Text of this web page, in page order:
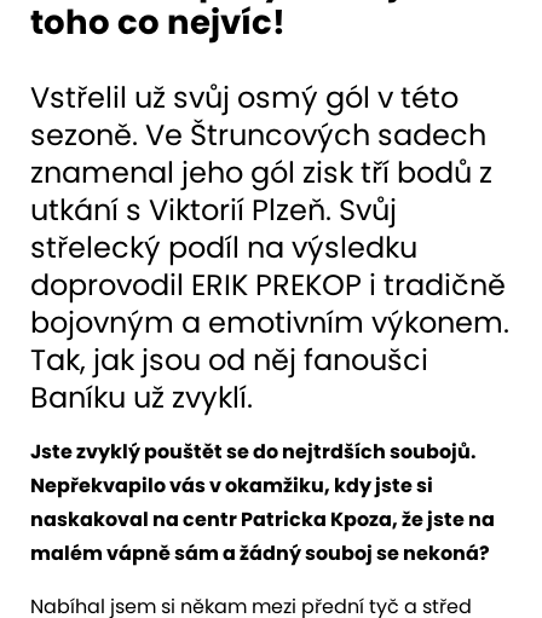
toho co nejvíc!
Vstřelil už svůj osmý gól v této
sezoně. Ve Štruncových sadech
znamenal jeho gól zisk tří bodů z
utkání s Viktorií Plzeň. Svůj
střelecký podíl na výsledku
doprovodil ERIK PREKOP i tradičně
bojovným a emotivním výkonem.
Tak, jak jsou od něj fanoušci
Baníku už zvyklí.
Jste zvyklý pouštět se do nejtrdších soubojů.
Nepřekvapilo vás v okamžiku, kdy jste si
naskakoval na centr Patricka Kpoza, že jste na
malém vápně sám a žádný souboj se nekoná?
Nabíhal jsem si někam mezi přední tyč a střed